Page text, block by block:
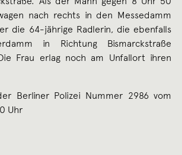
nach rechts in den Messedamm
die 64-jährige Radlerin, die ebenfalls
in Richtung Bismarckstraße
Frau erlag noch am Unfallort ihren
Berliner Polizei Nummer 2986 vom
Uhr